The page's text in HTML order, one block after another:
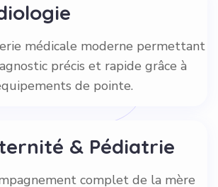
médicale moderne permettant
précis et rapide grâce à
de pointe.
& Pédiatrie
complet de la mère